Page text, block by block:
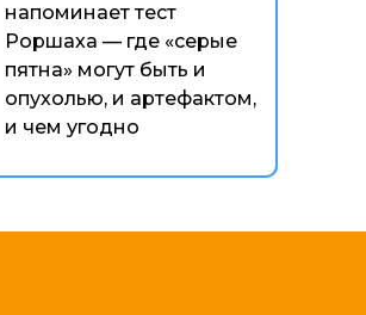
напоминает тест
Роршаха — где «серые
пятна» могут быть и
опухолью, и артефактом,
и чем угодно